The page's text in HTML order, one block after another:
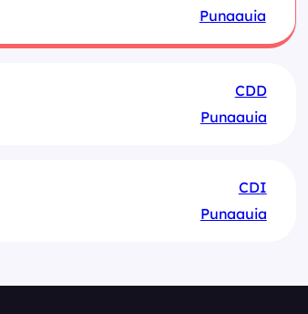
Punaauia
CDD
Punaauia
CDI
Punaauia